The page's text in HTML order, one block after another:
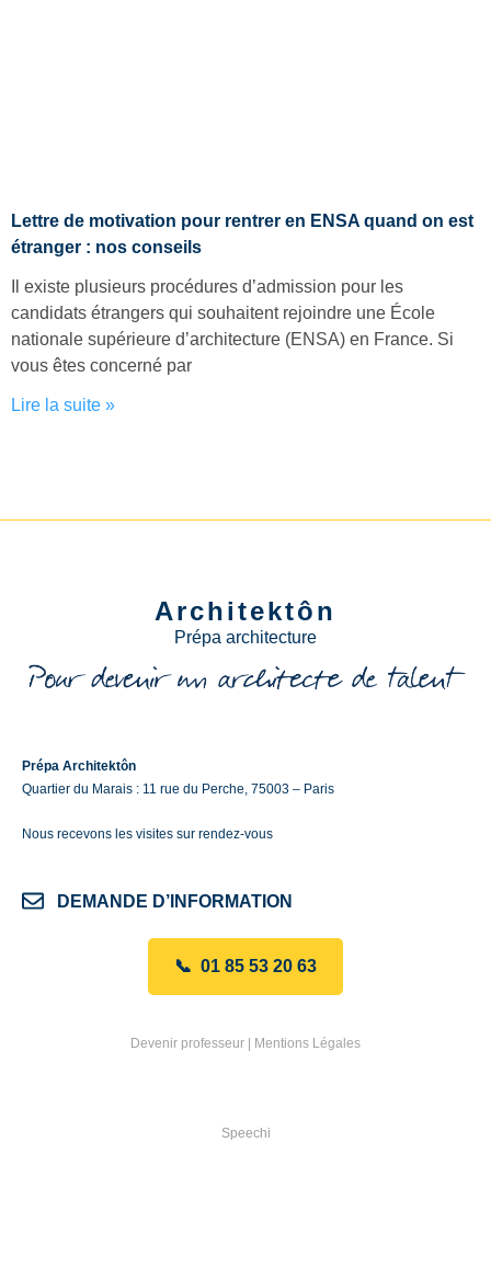
Lettre de motivation pour rentrer en ENSA quand on est
étranger : nos conseils
Il existe plusieurs procédures d’admission pour les
candidats étrangers qui souhaitent rejoindre une École
nationale supérieure d’architecture (ENSA) en France. Si
vous êtes concerné par
Lire la suite »
Architektôn
Prépa architecture
Prépa Architektôn
Quartier du Marais : 11 rue du Perche, 75003 – Paris
Nous recevons les visites sur rendez-vous
DEMANDE D’INFORMATION
📞 01 85 53 20 63
Devenir professeur Mentions Légales
Speechi